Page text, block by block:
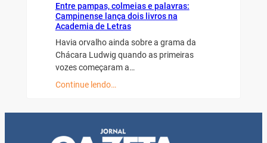
Entre pampas, colmeias e palavras:
Campinense lança dois livros na
Academia de Letras
Havia orvalho ainda sobre a grama da
Chácara Ludwig quando as primeiras
vozes começaram a…
Continue lendo…